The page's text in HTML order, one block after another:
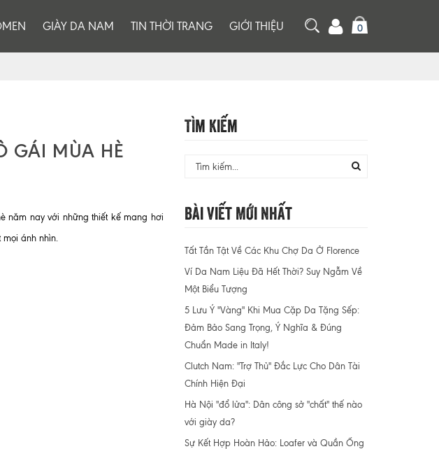
GIÀY DA NAM TIN THỜI TRANG GIỚI THIỆU 0
GÁI MÙA HÈ
năm nay với những thiết kế mang hơi
mọi ánh nhìn.
Tìm Kiếm
Bài Viết Mới Nhất
Tất Tần Tật Về Các Khu Chợ Da Ở Florence
Ví Da Nam Liệu Đã Hết Thời? Suy Ngẫm Về
Một Biểu Tượng
5 Lưu Ý "Vàng" Khi Mua Cặp Da Tặng Sếp:
Đảm Bảo Sang Trọng, Ý Nghĩa & Đúng
Chuẩn Made in Italy!
Clutch Nam: "Trợ Thủ" Đắc Lực Cho Dân Tài
Chính Hiện Đại
Hà Nội "đổ lửa": Dân công sở "chất" thế nào
với giày da?
Sự Kết Hợp Hoàn Hảo: Loafer và Quần Ống